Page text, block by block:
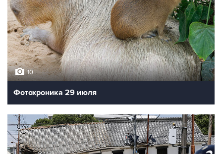
10
Фотохроника 29 июля